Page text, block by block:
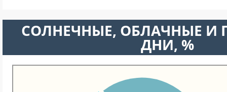
CОЛНЕЧНЫЕ, ОБЛАЧНЫЕ И
ДНИ, %